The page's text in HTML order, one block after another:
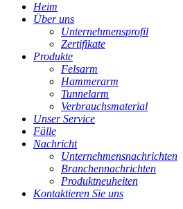
Heim
Über uns
Unternehmensprofil
Zertifikate
Produkte
Felsarm
Hammerarm
Tunnelarm
Verbrauchsmaterial
Unser Service
Fälle
Nachricht
Unternehmensnachrichten
Branchennachrichten
Produktneuheiten
Kontaktieren Sie uns